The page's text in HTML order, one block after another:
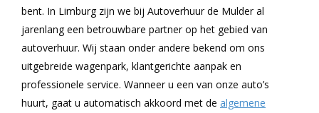
bent. In Limburg zijn we bij Autoverhuur de Mulder al
jarenlang een betrouwbare partner op het gebied van
autoverhuur. Wij staan onder andere bekend om ons
uitgebreide wagenpark, klantgerichte aanpak en
professionele service. Wanneer u een van onze auto’s
huurt, gaat u automatisch akkoord met de algemene